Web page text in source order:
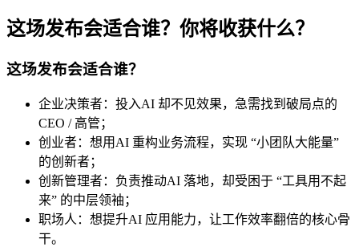
这场发布会适合谁？你将收获什么？
这场发布会适合谁？
企业决策者：投入AI 却不见效果，急需找到破局点的
CEO / 高管；
创业者：想用AI 重构业务流程，实现 “小团队大能量”
的创新者；
创新管理者：负责推动AI 落地，却受困于 “工具用不起
来” 的中层领袖；
职场人：想提升AI 应用能力，让工作效率翻倍的核心骨
干。